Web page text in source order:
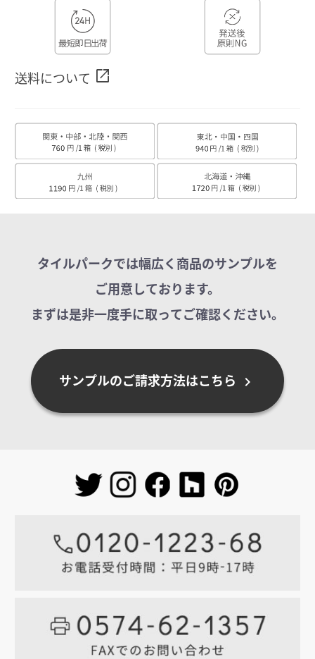
送料について open_in_new
タイルパークでは幅広く商品のサンプルを
ご用意しております。
まずは是非一度手に取ってご確認ください。
サンプルのご請求方法はこちら chevron_right